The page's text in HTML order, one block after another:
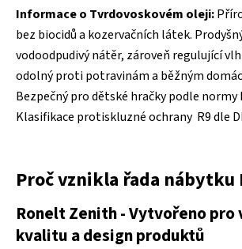
Informace o Tvrdovoskovém oleji:
bez biocidů a kozervačních látek.
vodoodpudivý nátěr, zároveň regulující
odolný proti potravinám a běžným
Bezpečný pro dětské hračky podle normy
Klasifikace protiskluzné ochrany R9 dle
Proč vznikla řada nábytku
RoneltZenith- Vytvořeno pro
kvalitu a design produktů